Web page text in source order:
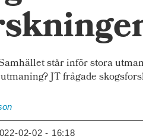
står inför stora
JT frågade
2022-02-02 - 16:18